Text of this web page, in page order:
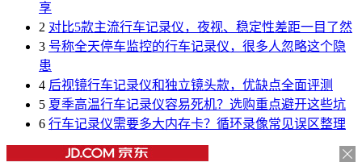
享
2 对比5款主流行车记录仪，夜视、稳定性差距一目了然
3 号称全天停车监控的行车记录仪，很多人忽略这个隐
患
4 后视镜行车记录仪和独立镜头款，优缺点全面评测
5 夏季高温行车记录仪容易死机？选购重点避开这些坑
6 行车记录仪需要多大内存卡？循环录像常见误区整理